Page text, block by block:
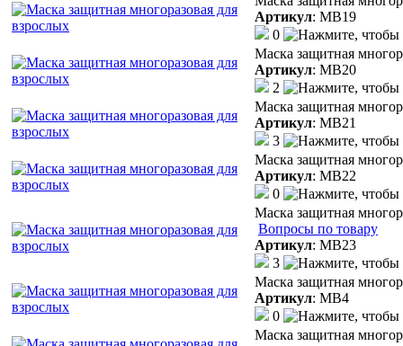
Артикул: МВ19
0
Маска защитная
Артикул: МВ20
2
Маска защитная
Артикул: МВ21
3
Маска защитная
Артикул: МВ22
0
Маска защитная
Вопросы по товару
Артикул: МВ23
3
Маска защитная
Артикул: МВ4
0
Маска защитная